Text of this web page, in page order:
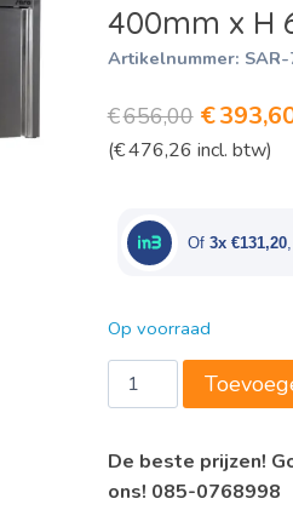
400mm x H
Artikelnummer:
€656,00
prijs
€656,00.
€
(€476,26 incl. btw)
Of 3x €131,20
Op voorraad
Saro
RVS
B
1200mm
De beste prijzen!
ons! 085-0768998